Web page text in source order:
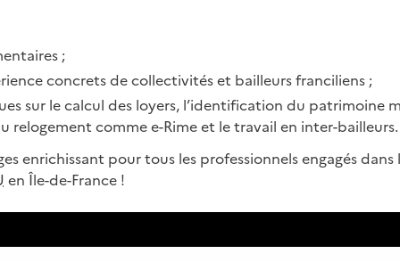
;
concrets de collectivités et bailleurs franciliens ;
sur le calcul des loyers, l’identification du patrimoine
relogement comme e-Rime et le travail en inter-bailleurs.
enrichissant pour tous les professionnels engagés
en Île-de-France !